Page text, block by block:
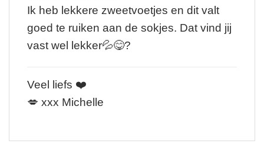
Ik heb lekkere zweetvoetjes en dit valt
goed te ruiken aan de sokjes. Dat vind jij
vast wel lekker💦😋?
Veel liefs ❤️
💋 xxx Michelle